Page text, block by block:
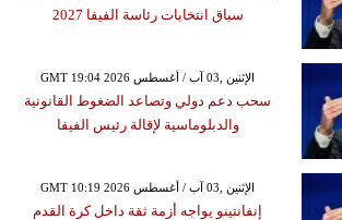
سباق انتخابات رئاسة الفيفا 2027
GMT 19:04 2026 الإثنين ,03 آب / أغسطس
سحب دعم دولي وتصاعد الضغوط القانونية
والدبلوماسية لإقالة رئيس الفيفا
GMT 10:19 2026 الإثنين ,03 آب / أغسطس
إنفانتينو يواجه أزمة ثقة داخل كرة القدم